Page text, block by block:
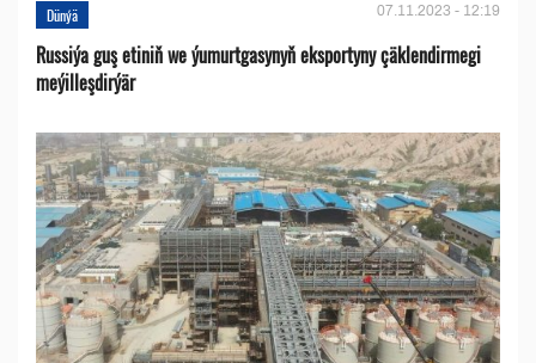
Dünýä 07.11.2023 - 12:19
Russiýa guş etiniň we ýumurtgasynyň eksportyny çäklendirmegi
meýilleşdirýär